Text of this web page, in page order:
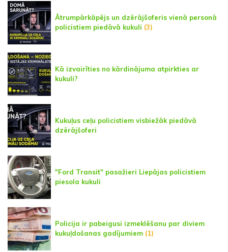
Ātrumpārkāpējs un dzērājšoferis vienā personā
policistiem piedāvā kukuli (3)
Kā izvairīties no kārdinājuma atpirkties ar
kukuli?
Kukuļus ceļu policistiem visbiežāk piedāvā
dzērājšoferi
"Ford Transit" pasažieri Liepājas policistiem
piesola kukuli
Policija ir pabeigusi izmeklēšanu par diviem
kukuļdošanas gadījumiem (1)